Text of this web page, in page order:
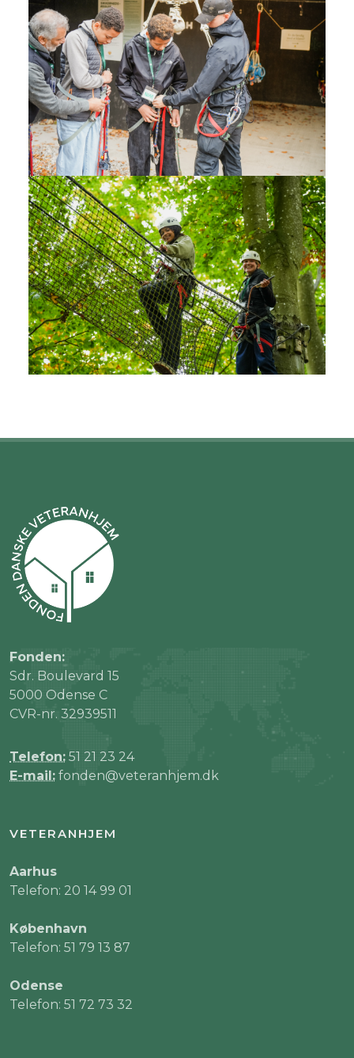
Fonden:
Sdr. Boulevard 15
5000 Odense C
CVR-nr. 32939511
Telefon: 51 21 23 24
E-mail: fonden@veteranhjem.dk
VETERANHJEM
Aarhus
Telefon: 20 14 99 01
København
Telefon: 51 79 13 87
Odense
Telefon: 51 72 73 32